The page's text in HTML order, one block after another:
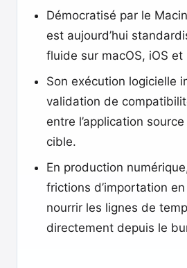
Démocratisé par le
est aujourd’hui
fluide sur macOS, iOS et
Son exécution logicielle
validation de
entre l’application
cible.
En production
frictions d’importation
nourrir les lignes de
directement depuis le